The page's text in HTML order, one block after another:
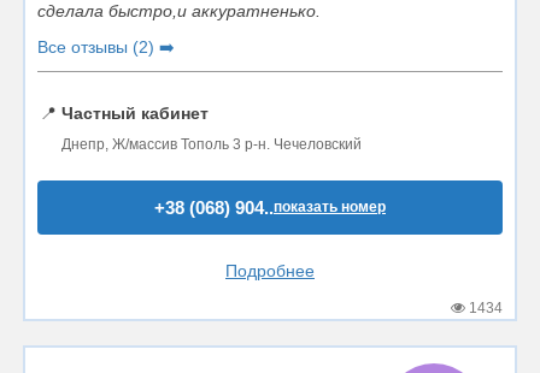
сделала быстро,и аккуратненько.
Все отзывы (2) ➡️
📍 Частный кабинет
Днепр, Ж/массив Тополь 3 р-н. Чечеловский
+38 (068) 904..показать номер
Подробнее
1434